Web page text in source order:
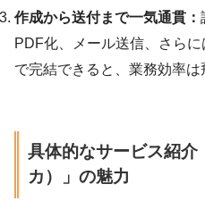
作成から送付まで一気通貫：
PDF化、メール送信、さら
で完結できると、業務効率は
具体的なサービス紹
カ）」の魅力